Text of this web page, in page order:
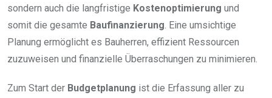
sondern auch die langfristige Kostenoptimierung und
somit die gesamte Baufinanzierung. Eine umsichtige
Planung ermöglicht es Bauherren, effizient Ressourcen
zuzuweisen und finanzielle Überraschungen zu minimieren.
Zum Start der Budgetplanung ist die Erfassung aller zu